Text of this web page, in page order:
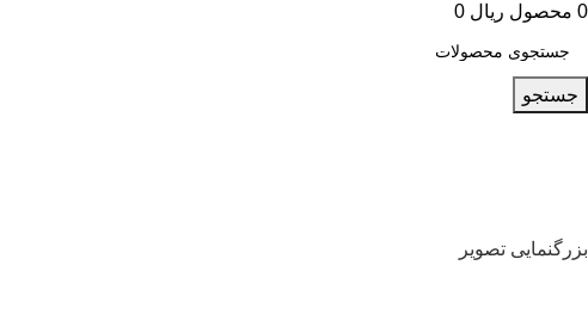
0 محصول ریال
جستجو
بزرگنمایی تصویر